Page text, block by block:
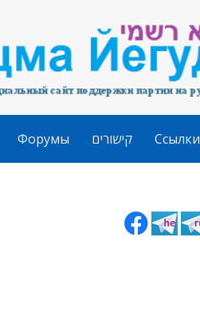
Форумы קישורים Ссылки